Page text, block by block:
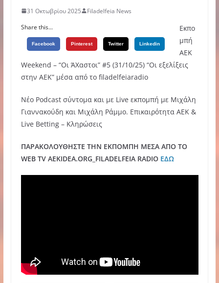
31 Οκτωβρίου 2025
Filadelfeia News
Share this...
Facebook Pinterest Twitter Linkedin
Εκπο
μπή
ΑΕΚ
Weekend – “Οι ΆΧαστοι” #5 (31/10/25) “Οι εξελίξεις
στην ΑΕΚ” μέσα από το filadelfeiaradio
Νέο Podcast σύντομα και με Live εκπομπή με Μιχάλη
Γιαννακούδη και Μιχάλη Ράμμο. Επικαιρότητα ΑΕΚ &
Live Betting – Κληρώσεις
ΠΑΡΑΚΟΛΟΥΘΗΣΤΕ ΤΗΝ ΕΚΠΟΜΠΗ ΜΕΣΑ ΑΠΟ ΤΟ
WEB TV AEKIDEA.ORG_FILADELFEIA RADIO ΕΔΩ